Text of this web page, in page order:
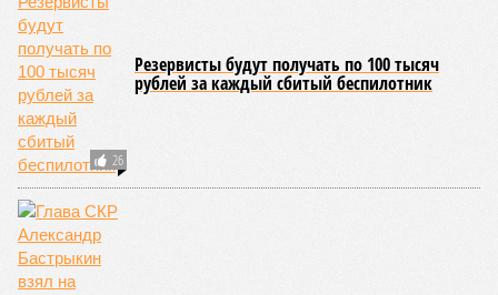
ПОСЛЕДНИЕ НОВОСТИ
06/08
Суд аннулировал ошибочно оформленные кредиты
жителя Чебоксар
05/08
В Чебоксарах снесут 46 строений рядом с
проблемной «Кувшинкой»
04/08
Житель Екатеринбурга по указанию мошенников
ограбил квартиру в Чебоксарах
03/08
В регионе сформируют запас топлива
03/08
Республика разместилась на 79 месте в России по
качеству дорог